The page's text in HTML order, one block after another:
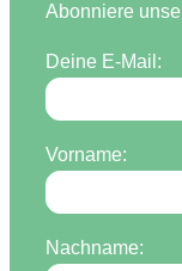
Abonniere
Deine E-Mail:
Vorname:
Nachname: